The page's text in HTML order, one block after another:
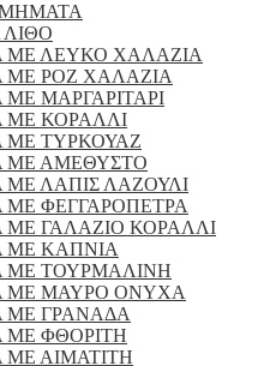
ΛΕΥΚΟ ΧΑΛΑΖΙΑ
ΡΟΖ ΧΑΛΑΖΙΑ
ΜΑΡΓΑΡΙΤΑΡΙ
ΚΟΡΑΛΛΙ
ΤΥΡΚΟΥΑΖ
ΜΕ ΑΜΕΘΥΣΤΟ
ΛΑΠΙΣ ΛΑΖΟΥΛΙ
ΦΕΓΓΑΡΟΠΕΤΡΑ
ΓΑΛΑΖΙΟ ΚΟΡΑΛΛΙ
ΚΑΠΝΙΑ
ΤΟΥΡΜΑΛΙΝΗ
ΜΕ ΜΑΥΡΟ ΟΝΥΧΑ
ΓΡΑΝΑΔΑ
ΦΘΟΡΙΤΗ
ΑΙΜΑΤΙΤΗ